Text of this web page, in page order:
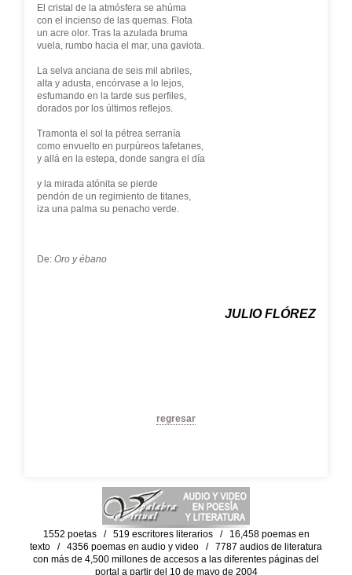
El cristal de la atmósfera se ahúma
con el incienso de las quemas. Flota
un acre olor. Tras la azulada bruma
vuela, rumbo hacia el mar, una gaviota.
La selva anciana de seis mil abriles,
alta y adusta, encórvase a lo lejos,
esfumando en la tarde sus perfiles,
dorados por los últimos reflejos.
Tramonta el sol la pétrea serranía
como envuelto en purpúreos tafetanes,
y allá en la estepa, donde sangra el día
y la mirada atónita se pierde
pendón de un regimiento de titanes,
iza una palma su penacho verde.
De: Oro y ébano
JULIO FLÓREZ
regresar
1552 poetas / 519 escritores literarios / 16,458 poemas en
texto / 4356 poemas en audio y video / 7787 audios de literatura
con más de 4,500 millones de accesos a las diferentes páginas del
portal a partir del 10 de mayo de 2004